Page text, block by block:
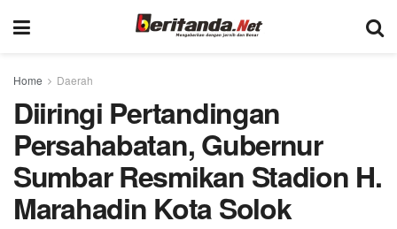
Home Daerah
Diiringi Pertandingan
Persahabatan, Gubernur
Sumbar Resmikan Stadion H.
Marahadin Kota Solok